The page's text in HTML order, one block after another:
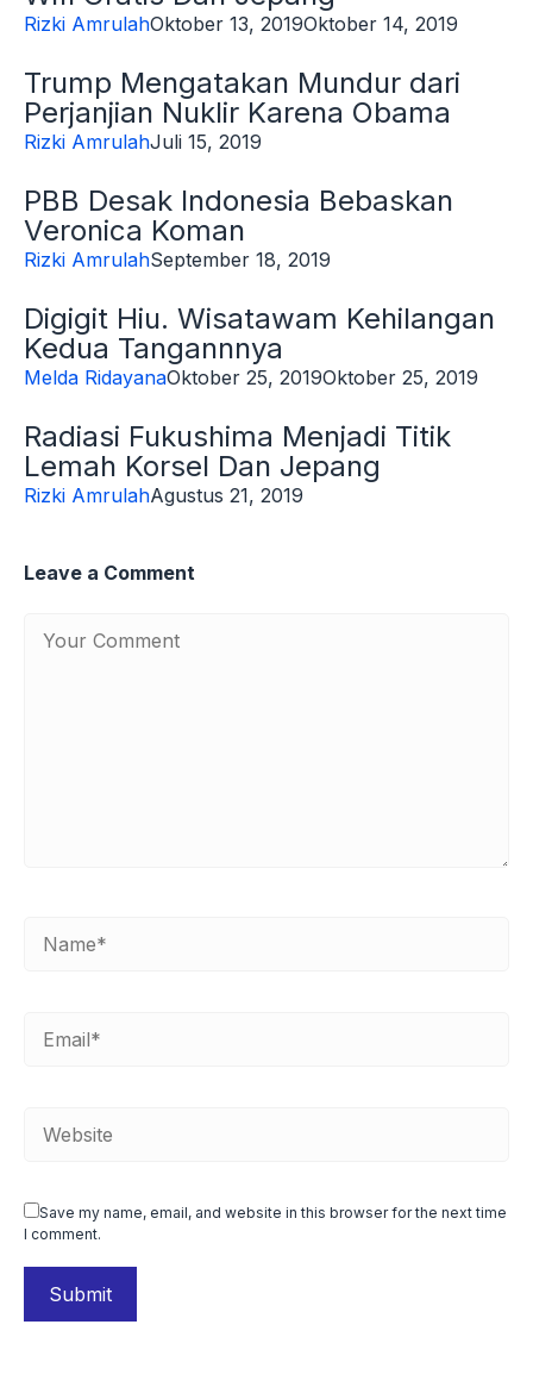
Rizki AmrulahOktober 13, 2019Oktober 14, 2019
Trump Mengatakan Mundur dari
Perjanjian Nuklir Karena Obama
Rizki AmrulahJuli 15, 2019
PBB Desak Indonesia Bebaskan
Veronica Koman
Rizki AmrulahSeptember 18, 2019
Digigit Hiu. Wisatawam Kehilangan
Kedua Tangannnya
Melda RidayanaOktober 25, 2019Oktober 25, 2019
Radiasi Fukushima Menjadi Titik
Lemah Korsel Dan Jepang
Rizki AmrulahAgustus 21, 2019
Leave a Comment
Save my name, email, and website in this browser for the next time
I comment.